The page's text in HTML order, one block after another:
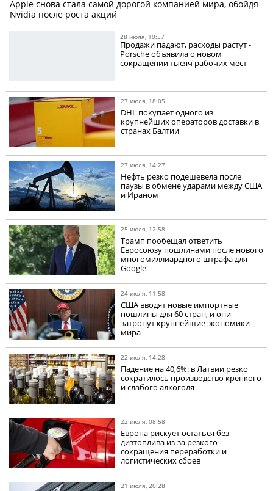
Apple снова стала самой дорогой компанией мира, обойдя
Nvidia после роста акций
28 июля, 10:57
Продажи падают, расходы растут -
Porsche объявила о новом
сокращении тысяч рабочих мест
27 июля, 18:05
DHL покупает одного из
крупнейших операторов доставки в
странах Балтии
27 июля, 14:27
Нефть резко подешевела после
паузы в обмене ударами между США
и Ираном
25 июля, 12:58
Трамп пообещал ответить
Евросоюзу пошлинами после нового
многомиллиардного штрафа для
Google
24 июля, 11:58
США вводят новые импортные
пошлины для 60 стран, и они
затронут крупнейшие экономики
мира
22 июля, 14:28
Падение на 40,6%: в Латвии резко
сократилось производство крепкого
и слабого алкоголя
22 июля, 08:58
Европа рискует остаться без
дизтоплива из-за резкого
сокращения переработки и
логистических сбоев
21 июля, 20:28